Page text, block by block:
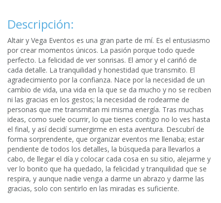
Descripción:
Altair y Vega Eventos es una gran parte de mí. Es el entusiasmo
por crear momentos únicos. La pasión porque todo quede
perfecto. La felicidad de ver sonrisas. El amor y el cariñó de
cada detalle. La tranquilidad y honestidad que transmito. El
agradecimiento por la confianza. Nace por la necesidad de un
cambio de vida, una vida en la que se da mucho y no se reciben
ni las gracias en los gestos; la necesidad de rodearme de
personas que me transmitan mi misma energía. Tras muchas
ideas, como suele ocurrir, lo que tienes contigo no lo ves hasta
el final, y así decidí sumergirme en esta aventura. Descubrí de
forma sorprendente, que organizar eventos me llenaba; estar
pendiente de todos los detalles, la búsqueda para llevarlos a
cabo, de llegar el día y colocar cada cosa en su sitio, alejarme y
ver lo bonito que ha quedado, la felicidad y tranquilidad que se
respira, y aunque nadie venga a darme un abrazo y darme las
gracias, solo con sentirlo en las miradas es suficiente.